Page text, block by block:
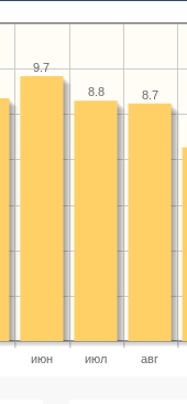
июн июл авг
8.7
8.8
9.7